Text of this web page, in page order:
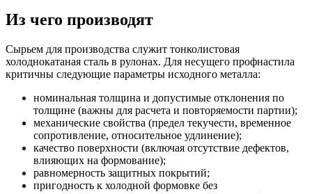
Из чего производят
Сырьем для производства служит тонколистовая
холоднокатаная сталь в рулонах. Для несущего профнастила
критичны следующие параметры исходного металла:
номинальная толщина и допустимые отклонения по
толщине (важны для расчета и повторяемости партии);
механические свойства (предел текучести, временное
сопротивление, относительное удлинение);
качество поверхности (включая отсутствие дефектов,
влияющих на формование);
равномерность защитных покрытий;
пригодность к холодной формовке без